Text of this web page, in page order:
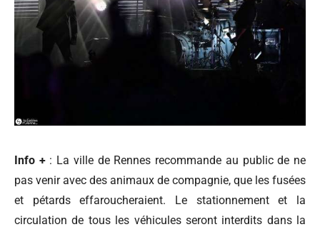
Info +: La ville de Rennes recommande au public de ne
pas venir avec des animaux de compagnie, que les fusées
et pétards effaroucheraient. Le stationnement et la
circulation de tous les véhicules seront interdits dans la